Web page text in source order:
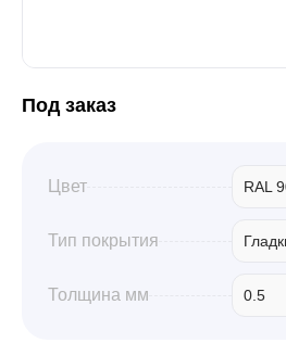
Профили для
Под заказ
Цвет RAL
Тип покрытия
Толщина мм 0.5